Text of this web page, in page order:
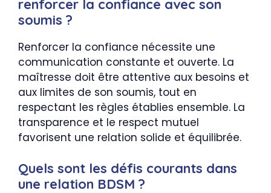
renforcer la confiance avec son
soumis ?
Renforcer la confiance nécessite une
communication constante et ouverte. La
maîtresse doit être attentive aux besoins et
aux limites de son soumis, tout en
respectant les règles établies ensemble. La
transparence et le respect mutuel
favorisent une relation solide et équilibrée.
Quels sont les défis courants dans
une relation BDSM ?